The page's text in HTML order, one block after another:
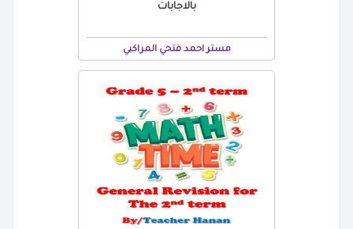
بالاجابات
مستر احمد فتحي المراكبي